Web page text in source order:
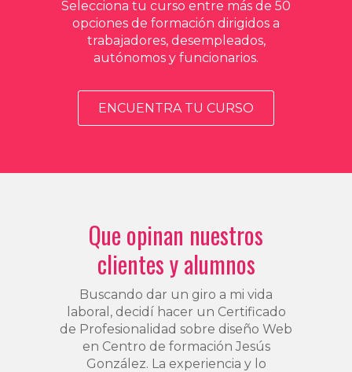
Selecciona tu curso entre más de 50
opciones de formación dirigidos a
trabajadores, desempleados,
autónomos y funcionarios.
ENCUENTRA TU CURSO
Que opinan nuestros
clientes y alumnos
Buscando dar un giro a mi vida
laboral, decidí hacer un Certificado
de Profesionalidad sobre diseño Web
en Centro de formación Jesús
González. La experiencia y lo